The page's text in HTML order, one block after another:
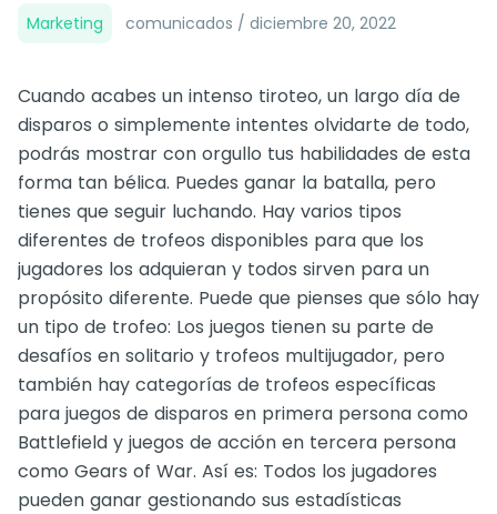
Marketing comunicados / diciembre 20, 2022
Cuando acabes un intenso tiroteo, un largo día de
disparos o simplemente intentes olvidarte de todo,
podrás mostrar con orgullo tus habilidades de esta
forma tan bélica. Puedes ganar la batalla, pero
tienes que seguir luchando. Hay varios tipos
diferentes de trofeos disponibles para que los
jugadores los adquieran y todos sirven para un
propósito diferente. Puede que pienses que sólo hay
un tipo de trofeo: Los juegos tienen su parte de
desafíos en solitario y trofeos multijugador, pero
también hay categorías de trofeos específicas
para juegos de disparos en primera persona como
Battlefield y juegos de acción en tercera persona
como Gears of War. Así es: Todos los jugadores
pueden ganar gestionando sus estadísticas